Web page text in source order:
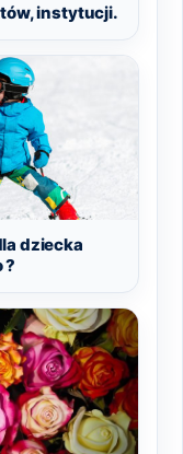
instytucji.
dziecka
?